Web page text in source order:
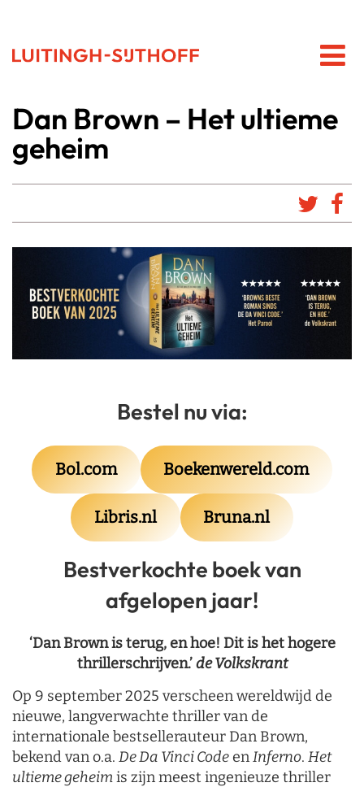
Dan Brown – Het ultieme
geheim
Bestel nu via:
Bol.com Boekenwereld.com
Libris.nl Bruna.nl
Bestverkochte boek van
afgelopen jaar!
‘Dan Brown is terug, en hoe! Dit is het hogere
thrillerschrijven.’de Volkskrant
Op 9 september 2025 verscheen wereldwijd de
nieuwe, langverwachte thriller van de
internationale bestsellerauteur Dan Brown,
bekend van o.a. De Da Vinci CodeenInferno. Het
ultieme geheimis zijn meest ingenieuze thriller